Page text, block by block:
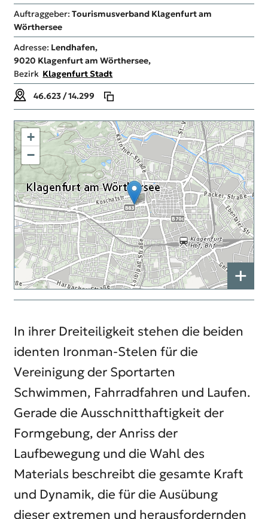
Auftraggeber: Tourismusverband Klagenfurt am
Wörthersee
Adresse: Lendhafen,
9020 Klagenfurt am Wörthersee,
Bezirk Klagenfurt Stadt
46.623 / 14.299
+
−
+
In ihrer Dreiteiligkeit stehen die beiden
identen Ironman-Stelen für die
Vereinigung der Sportarten
Schwimmen, Fahrradfahren und Laufen.
Gerade die Ausschnitthaftigkeit der
Formgebung, der Anriss der
Laufbewegung und die Wahl des
Materials beschreibt die gesamte Kraft
und Dynamik, die für die Ausübung
dieser extremen und herausfordernden